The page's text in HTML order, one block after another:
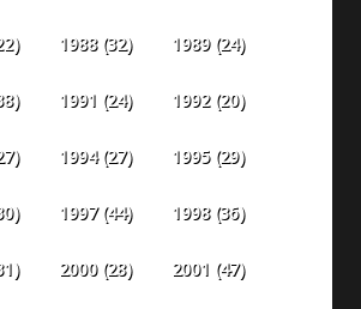
1988(32) 1989(24)
1991 (24) 1992(20)
1994(27) 1995(29)
1997(44) 1998(36)
2000(28) 2001 (47)